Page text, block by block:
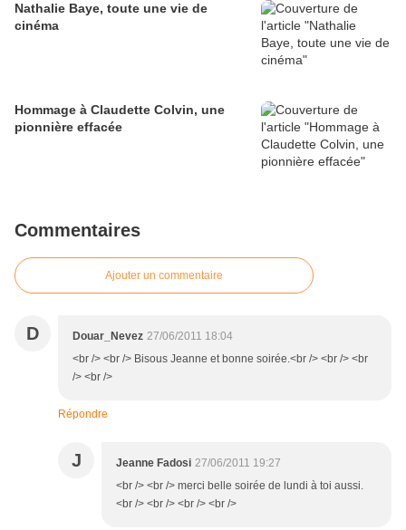
Nathalie Baye, toute une vie de
cinéma
Hommage à Claudette Colvin, une
pionnière effacée
Commentaires
Ajouter un commentaire
D Douar_Nevez 27/06/2011 18:04
<br /> <br /> Bisous Jeanne et bonne soirée.<br /> <br /> <br
/> <br />
Répondre
J Jeanne Fadosi 27/06/2011 19:27
<br /> <br /> merci belle soirée de lundi à toi aussi.
<br /> <br /> <br /> <br />